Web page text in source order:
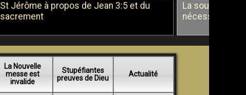
St Jérôme à propos de Jean 3:5 et du
sacrement
La soumission
nécessité du
La Nouvelle
messe est
invalide
Stupéfiantes
preuves de Dieu
Actualité